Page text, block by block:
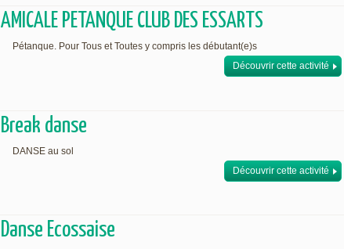
AMICALE PETANQUE CLUB DES ESSARTS
Pétanque. Pour Tous et Toutes y compris les débutant(e)s
Découvrir cette activité
Break danse
DANSE au sol
Découvrir cette activité
Danse Ecossaise